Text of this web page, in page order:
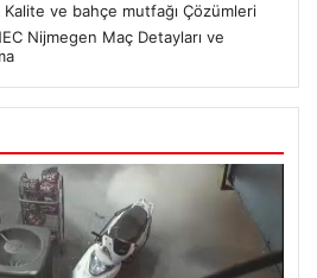
Kalite ve bahçe mutfağı Çözümleri
Nijmegen Maç Detayları ve